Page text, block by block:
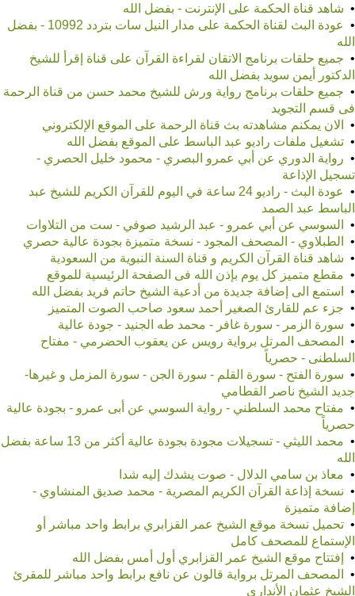
• شاهد قناة الحكمة على الإنترنت - بفضل الله
•
عودة البث لقناة الحكمة على مدار النيل سات بتردد 10992 - بفضل
الله
• جميع حلقات برنامج الاتقان لقراءة القرآن على قناة إقرأ للشيخ
الدكتور أيمن سويد بفضل الله
• جميع حلقات برنامج رواية ورش للشيخ محمد حسن من قناة الرحمة
فى قسم التجويد
• الان يمكنم مشاهدته بث قناة الرحمة على الموقع الإلكتروني
• تشغيل ملفات راديو عبد الباسط على الموقع بفضل الله
• رواية الدوري عن أبي عمرو البصري - محمود خليل الحصري -
تسجيل الإذاعة
•
عودة البث - راديو 24 ساعة في اليوم للقرآن الكريم للشيخ عبد
الباسط عبد الصمد
• السوسي عن أبي عمرو - عبد الرشيد صوفي - ست من التلاوات
• الطبلاوي - المصحف المجود - نسخة متميزة بجودة عالية حصري
• شاهد قناة القرآن الكريم و قناة السنة النبوية من السعودية
• مقطع متميز كل يوم بإذن الله فى الصفحة الرئيسية للموقع
• استمع الى إضافة جديدة من أدعية الشيخ حاتم فريد بفضل الله
• جزء عم للقارئ الصغير أحمد سعود صاحب الصوت المتميز
• سورة الزمر - سورة غافر - محمد طه الجنيد - جودة عالية
•
المصحف المرتل برواية رويس عن يعقوب الحضرمي - مفتاح
السلطنى - حصرياً
• سورة الفتح - سورة القلم - سورة الجن - سورة المزمل و غيرها-
جديد الشيخ ناصر القطامي
• مفتاح محمد السلطني - رواية السوسي عن أبى عمرو - بجودة عالية
حصرياً
•
محمد الليثي - تسجيلات مجودة بجودة عالية أكثر من 13 ساعة بفضل
الله
• معاذ بن سامي الدلال - صوت يشدك إليه شدا
• نسخة إذاعة القرآن الكريم المصرية - محمد صديق المنشاوي -
إضافة متميزة
• تحميل نسخة موقع الشيخ عمر القزابري برابط واحد مباشر أو
الإستماع للمصحف كامل
• إفتتاح موقع الشيخ عمر القزابري أول أمس بفضل الله
•
المصحف المرتل برواية قالون عن نافع برابط واحد مباشر للمقرئ
الشيخ عثمان الأنداري